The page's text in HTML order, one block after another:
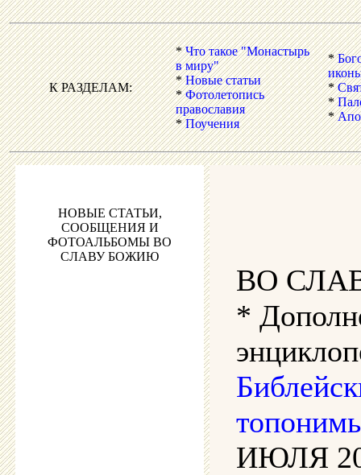
К РАЗДЕЛАМ:
*Что такое "Монастырь
в миру"
*Новые статьи
*Фотолетопись
православия
*Поучения
*
*
*
*
НОВЫЕ СТАТЬИ,
СООБЩЕНИЯ И
ФОТОАЛЬБОМЫ ВО
СЛАВУ БОЖИЮ
ВО
*
ИЮЛЯ